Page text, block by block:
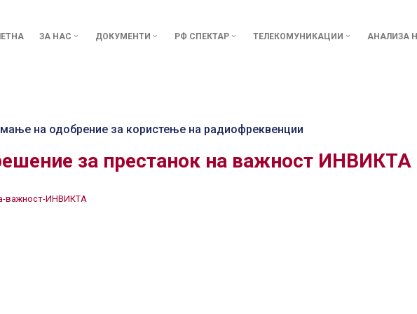
ЗА НАС ДОКУМЕНТИ РФ СПЕКТАР ТЕЛЕКОМУНИКАЦИИ АНАЛИЗА
на одобрение за користење на радиофреквенции
за престанок на важност ИНВИКТА
важност-ИНВИКТА